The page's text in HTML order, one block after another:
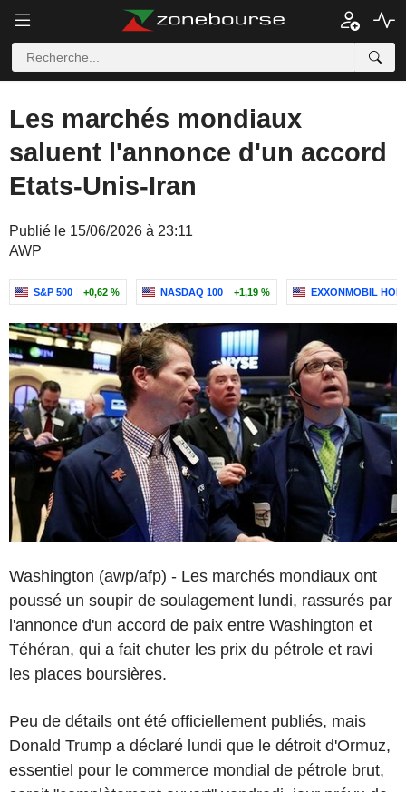
Les marchés mondiaux
saluent l'annonce d'un accord
Etats-Unis-Iran
Publié le 15/06/2026 à 23:11
AWP
S&P 500 +0,62 % NASDAQ 100 +1,19 % EXXONMOBIL
Washington (awp/afp) - Les marchés mondiaux ont
poussé un soupir de soulagement lundi, rassurés par
l'annonce d'un accord de paix entre Washington et
Téhéran, qui a fait chuter les prix du pétrole et ravi
les places boursières.
Peu de détails ont été officiellement publiés, mais
Donald Trump a déclaré lundi que le détroit d'Ormuz,
essentiel pour le commerce mondial de pétrole brut,